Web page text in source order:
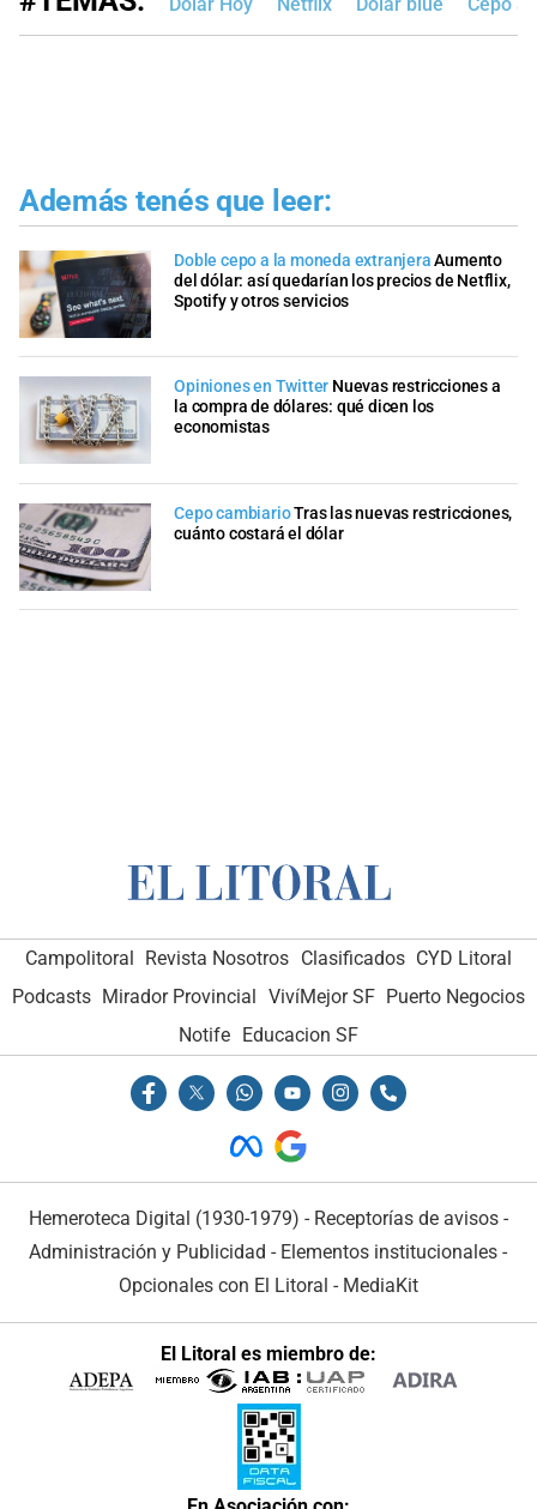
Además tenés que leer:
Doble cepo a la moneda extranjera Aumento
del dólar: así quedarían los precios de Netflix,
Spotify y otros servicios
Opiniones en Twitter Nuevas restricciones a
la compra de dólares: qué dicen los
economistas
Cepo cambiarioTras las nuevas restricciones,
cuánto costará el dólar
Campolitoral Revista Nosotros Clasificados CYD Litoral
Podcasts Mirador Provincial VivíMejor SF Puerto Negocios
Notife Educacion SF
Hemeroteca Digital (1930-1979) - Receptorías de avisos -
Administración y Publicidad - Elementos institucionales -
Opcionales con El Litoral - MediaKit
El Litoral es miembro de: